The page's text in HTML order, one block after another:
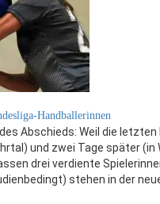
Handballerinnen
Abschieds: Weil die
und zwei Tage später
drei verdiente
stehen in der